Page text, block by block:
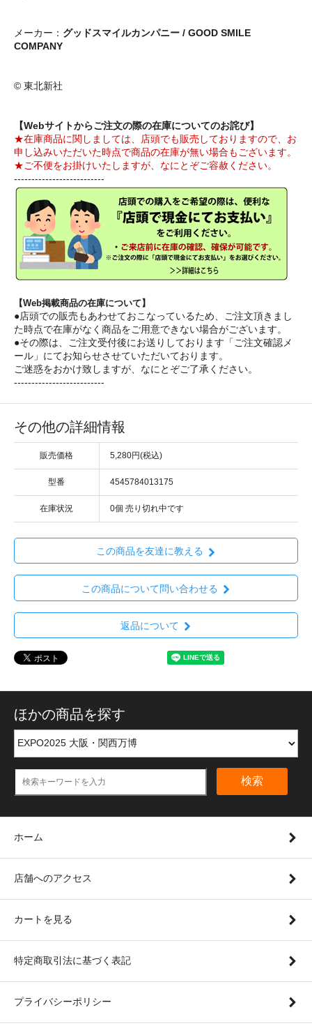
メーカー： グッドスマイルカンパニー / GOOD SMILE
COMPANY
© 東北新社
【Webサイトからご注文の際の在庫についてのお詫び】
★在庫商品に関しましては、店頭でも販売しておりますので、お
申し込みいただいた時点で商品の在庫が無い場合もございます。
★ご不便をお掛けいたしますが、なにとぞご容赦ください。
--------------------------
【Web掲載商品の在庫について】
●店頭での販売もあわせておこなっているため、ご注文頂きまし
た時点で在庫がなく商品をご用意できない場合がございます。
●その際は、ご注文受付後にお送りしております「ご注文確認メ
ール」にてお知らせさせていただいております。
ご迷惑をおかけ致しますが、なにとぞご了承ください。
--------------------------
その他の詳細情報
販売価格 5,280円(税込)
型番 4545784013175
在庫状況 0個 売り切れ中です
この商品を友達に教える
この商品について問い合わせる
返品について
ほかの商品を探す
検索
ホーム
店舗へのアクセス
カートを見る
特定商取引法に基づく表記
プライバシーポリシー